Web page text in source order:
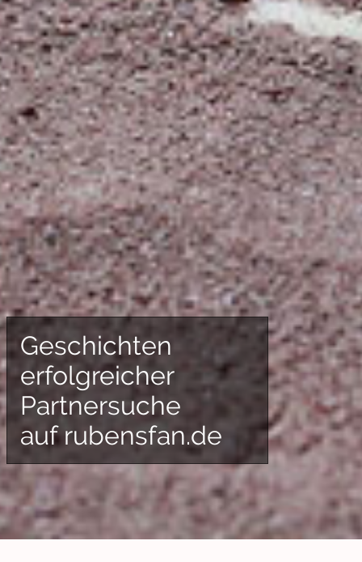
Geschichten
erfolgreicher
Partnersuche
auf rubensfan.de